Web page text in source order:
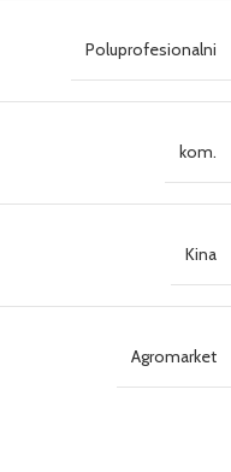
Poluprofesionalni
kom.
Kina
Agromarket